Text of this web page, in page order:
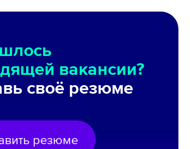
вакансии?
своё резюме
резюме